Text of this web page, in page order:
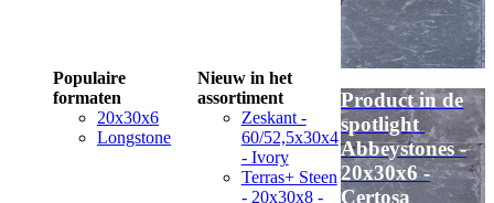
Populaire
formaten
20x30x6
Longstone
Nieuw in het
assortiment
Zeskant -
60/52,5x30x4
- Ivory
Terras+ Steen
- 20x30x8 -
Product in de
spotlight
Abbeystones -
20x30x6 -
Certosa